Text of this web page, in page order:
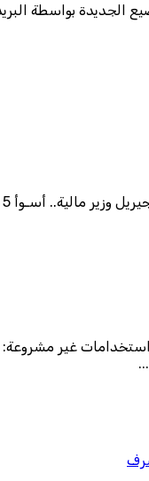
الجديدة بواسطة
غير مشروعة: